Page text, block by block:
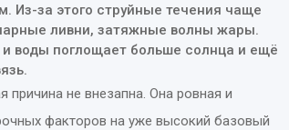
Из-за этого струйные течения чаще
ливни, затяжные волны жары.
и воды поглощает больше солнца и ещё
причина не внезапна. Она ровная и
факторов на уже высокий базовый